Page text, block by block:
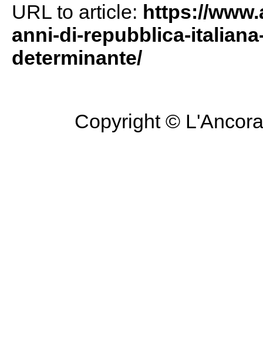
URL to article: https://
anni-di-repubblica-
determinante/
Copyright ©